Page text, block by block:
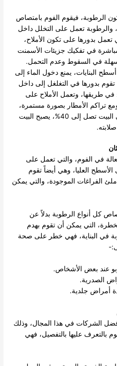
الرطوبة، فيقوم الفوم بامتصاص
والرطوبة تعمل على التخلل داخل
تعمل بدورها على تكون الأملاح،
في تفكيك جزيئات الأسمنت
سهلة في السقوط وعدم التحمل.
البنايات، يمنع دخول الماء إلى
تقوم بدورها في التغلغل إلى داخل
في طريقها، وتعمل الأملاح على
تراكم الأمطار بصورة مستمرة،
حتى تصبح نسبة الأملاح في البيت تصل إلى 40%، يصبح البيت
في الفوم، والتي تعمل على
الأسطح العليا، وهي أيضاً تقوم
الفراغات الموجودة، والتي يمكن
كل أنواع الرطوبة بدلاً عن
التي يمكن أن تقوم بهدم
في البناية، فهي خطر على صحة
عند بعض الأشخاص.
الصدرية.
أمراض جلدية.
الشركات في هذا المجال، وذلك
بالتعرف عليها بالتفصيل، فهي